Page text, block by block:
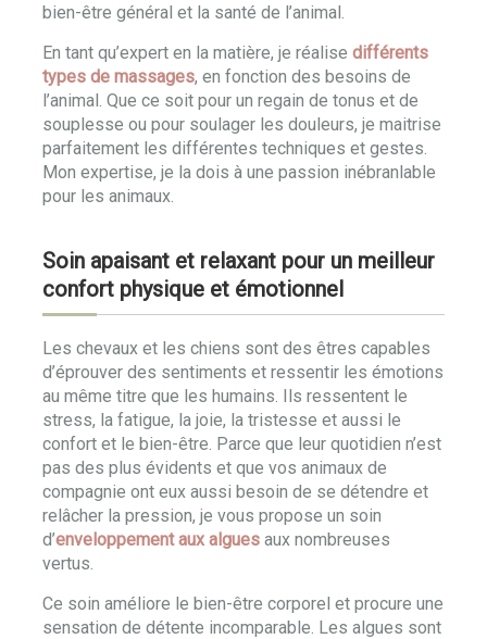
bien-être général et la santé de l’animal.
En tant qu’expert en la matière, je réalise différents
types de massages, en fonction des besoins de
l’animal. Que ce soit pour un regain de tonus et de
souplesse ou pour soulager les douleurs, je maitrise
parfaitement les différentes techniques et gestes.
Mon expertise, je la dois à une passion inébranlable
pour les animaux.
Soin apaisant et relaxant pour un meilleur
confort physique et émotionnel
Les chevaux et les chiens sont des êtres capables
d’éprouver des sentiments et ressentir les émotions
au même titre que les humains. Ils ressentent le
stress, la fatigue, la joie, la tristesse et aussi le
confort et le bien-être. Parce que leur quotidien n’est
pas des plus évidents et que vos animaux de
compagnie ont eux aussi besoin de se détendre et
relâcher la pression, je vous propose un soin
d’enveloppement aux algues aux nombreuses
vertus.
Ce soin améliore le bien-être corporel et procure une
sensation de détente incomparable. Les algues sont